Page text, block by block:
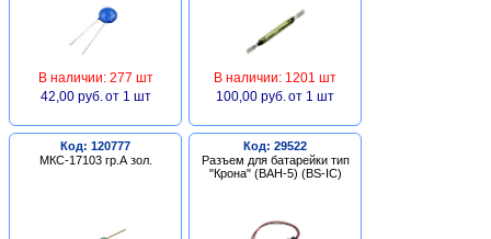
В наличии: 277 шт
42,00 руб. от 1 шт
В наличии: 1201 шт
100,00 руб. от 1 шт
Код: 120777
МКС-17103 гр.А зол.
Код: 29522
Разъем для батарейки тип
"Крона" (BAH-5) (BS-IC)